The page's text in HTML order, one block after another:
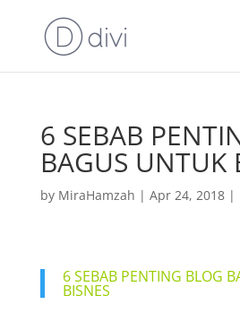
6 SEBAB
BAGUS UNTUK
by MiraHamzah | Apr 24, 2018|
6 SEBAB PENTING BLOG
BISNES